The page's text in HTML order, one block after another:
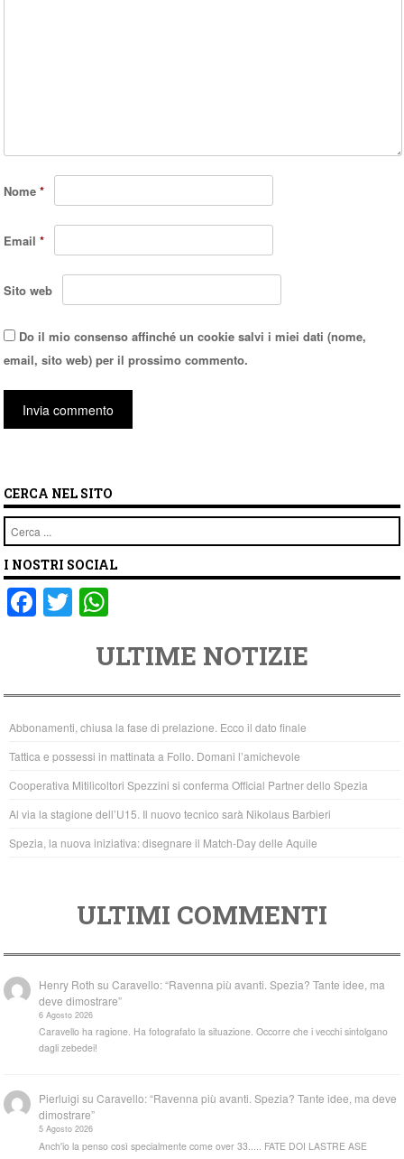
Nome*
Email*
Sito web
Do il mio consenso affinché un cookie salvi i miei dati (nome,
email, sito web) per il prossimo commento.
CERCA NEL SITO
Cerca
I NOSTRI SOCIAL
F
e
b
o
o
k
T
er
at
s
A
p
p
ULTIME NOTIZIE
Abbonamenti, chiusa la fase di prelazione. Ecco il dato finale
Tattica e possessi in mattinata a Follo. Domani l’amichevole
Cooperativa Mitilicoltori Spezzini si conferma Official Partner dello Spezia
Al via la stagione dell’U15. Il nuovo tecnico sarà Nikolaus Barbieri
Spezia, la nuova iniziativa: disegnare il Match-Day delle Aquile
ULTIMI COMMENTI
Henry Roth suCaravello: “Ravenna più avanti. Spezia? Tante idee, ma
deve dimostrare”
6 Agosto 2026
Caravello ha ragione. Ha fotografato la situazione. Occorre che i vecchi sintolgano
dagli zebedei!
Pierluigi suCaravello: “Ravenna più avanti. Spezia? Tante idee, ma deve
dimostrare”
5 Agosto 2026
Anch'io la penso così specialmente come over 33..... FATE DOI LASTRE ASE